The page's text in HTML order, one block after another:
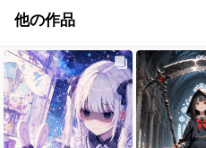
他の作品